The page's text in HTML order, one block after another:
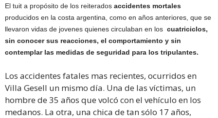
El tuit a propósito de los reiterados accidentes mortales
producidos en la costa argentina, como en años anteriores, que se
llevaron vidas de jovenes quienes circulaban en los cuatriciclos,
sin conocer sus reacciones, el comportamiento y sin
contemplar las medidas de seguridad para los tripulantes.
Los accidentes fatales mas recientes, ocurridos en
Villa Gesell un mismo día. Una de las víctimas, un
hombre de 35 años que volcó con el vehículo en los
medanos. La otra, una chica de tan sólo 17 años,